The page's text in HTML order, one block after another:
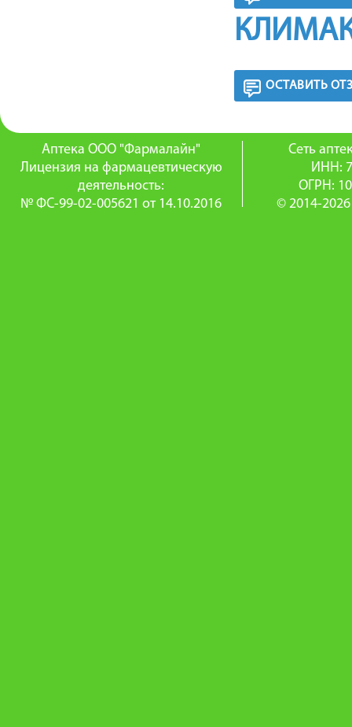
ОСТАВИТЬ
Аптека ООО "Фармалайн"
Лицензия на фармацевтическую
деятельность:
№ ФС-99-02-005621 от 14.10.2016
Сеть
ИНН:
ОГРН:
© 2014-